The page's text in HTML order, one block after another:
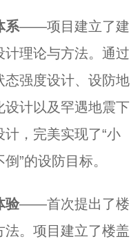
系——项目建立了建
理论与方法。通过
态强度设计、设防地
设计以及罕遇地震下
，完美实现了“小
”的设防目标。
验——首次提出了楼
。项目建立了楼盖